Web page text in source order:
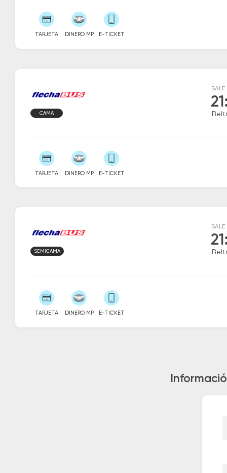
TARJETA DINERO MP E-TICKET
SALE
CAMA
TARJETA DINERO MP E-TICKET
SALE
SEMICAMA
TARJETA DINERO MP E-TICKET